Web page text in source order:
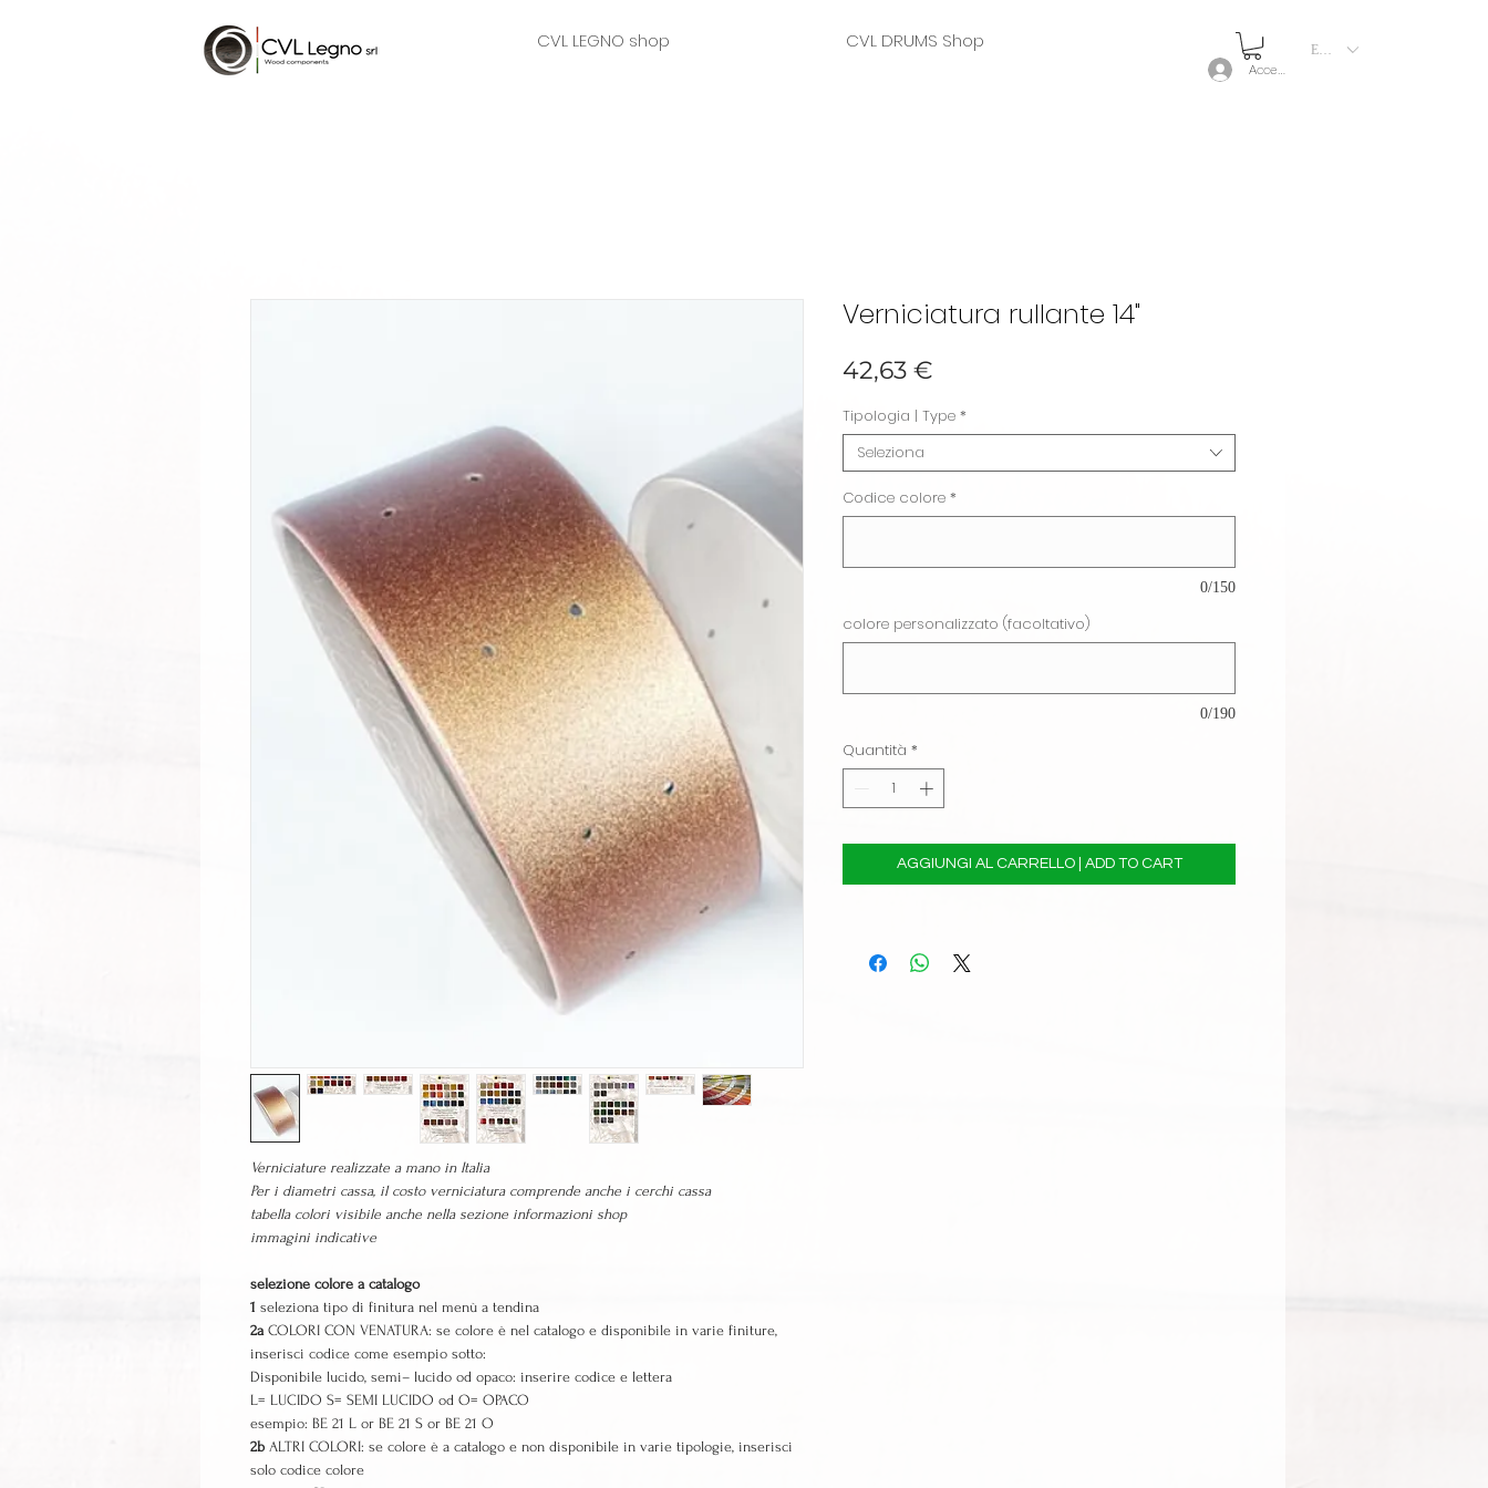
Accedi
EUR (€)
CVL LEGNO shop CVL DRUMS Shop
Verniciature realizzate a mano in Italia
Per i diametri cassa, il costo verniciatura comprende anche i cerchi cassa
tabella colori visibile anche nella sezione informazioni shop
immagini indicative
selezione colore a catalogo
1 seleziona tipo di finitura nel menù a tendina
2aCOLORI CON VENATURA: se colore è nel catalogo e disponibile in varie finiture,
inserisci codice come esempio sotto:
Disponibile lucido, semi– lucido od opaco: inserire codice e lettera
L= LUCIDO S= SEMI LUCIDO od O= OPACO
esempio: BE 21 L or BE 21 S or BE 21 O
2b ALTRI COLORI: se colore è a catalogo e non disponibile in varie tipologie, inserisci
solo codice colore
Verniciatura rullante 14"
42,63 €
Tipologia | Type *
Seleziona
Codice colore *
0/150
colore personalizzato (facoltativo)
0/190
Quantità *
AGGIUNGI AL CARRELLO | ADD TO CART